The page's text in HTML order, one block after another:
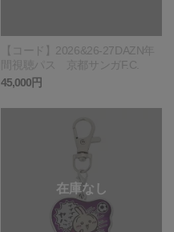
【コード】2026&26-27DAZN年
間視聴パス 京都サンガF.C.
45,000円